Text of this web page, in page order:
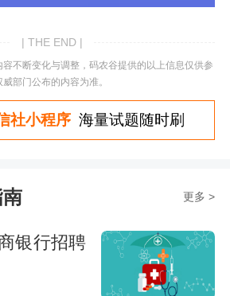
| THE END |
不断变化与调整，码农谷提供的以上信息仅供参
部门公布的内容为准。
社小程序海量试题随时刷
更多 >
银行招聘